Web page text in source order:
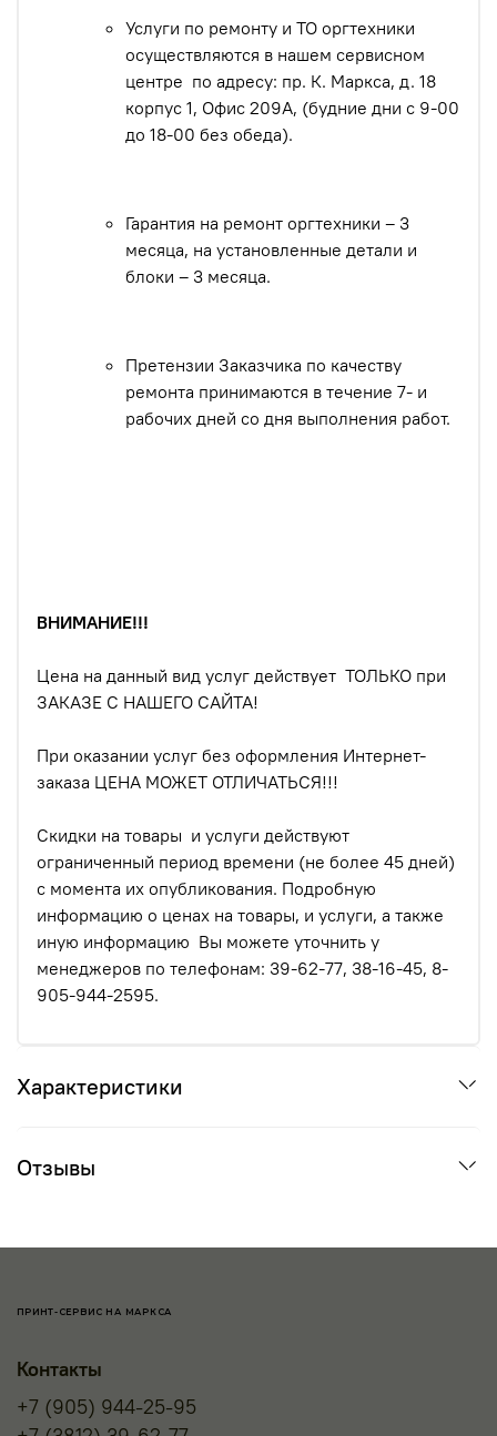
Услуги по ремонту и ТО оргтехники
осуществляются в нашем сервисном
центре по адресу: пр. К. Маркса, д. 18
корпус 1, Офис 209А, (будние дни с 9-00
до 18-00 без обеда).
Гарантия на ремонт оргтехники – 3
месяца, на установленные детали и
блоки – 3 месяца.
Претензии Заказчика по качеству
ремонта принимаются в течение 7- и
рабочих дней со дня выполнения работ.
ВНИМАНИЕ!!!
Цена на данный вид услуг действует ТОЛЬКО при
ЗАКАЗЕ С НАШЕГО САЙТА!
При оказании услуг без оформления Интернет-
заказа ЦЕНА МОЖЕТ ОТЛИЧАТЬСЯ!!!
Скидки на товары и услуги действуют
ограниченный период времени (не более 45 дней)
с момента их опубликования. Подробную
информацию о ценах на товары, и услуги, а также
иную информацию Вы можете уточнить у
менеджеров по телефонам: 39-62-77, 38-16-45, 8-
905-944-2595.
Характеристики
Отзывы
ПРИНТ-СЕРВИС НА МАРКСА
Контакты
+7 (905) 944-25-95